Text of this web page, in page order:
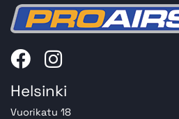
Helsinki
Vuorikatu 18